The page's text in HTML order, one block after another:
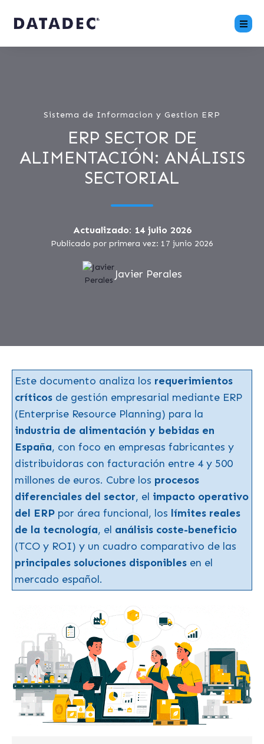
Sistema de Informacion y Gestion ERP
ERP SECTOR DE
ALIMENTACIÓN: ANÁLISIS
SECTORIAL
Actualizado: 14 julio 2026
Publicado por primera vez: 17 junio 2026
Javier Perales
Este documento analiza los requerimientos
críticos de gestión empresarial mediante ERP
(Enterprise Resource Planning) para la
industria de alimentación y bebidas en
España, con foco en empresas fabricantes y
distribuidoras con facturación entre 4 y 500
millones de euros. Cubre los procesos
diferenciales del sector, el impacto operativo
del ERP por área funcional, los límites reales
de la tecnología, el análisis coste-beneficio
(TCO y ROI) y un cuadro comparativo de las
principales soluciones disponibles en el
mercado español.